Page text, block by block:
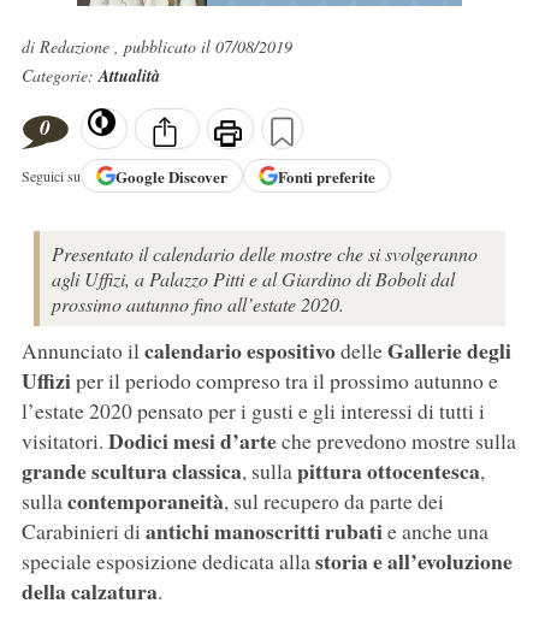
di Redazione , pubblicato il 07/08/2019
Categorie:Attualità
0
Seguici su GoogleDiscover Fonti preferite
Presentato il calendario delle mostre che si svolgeranno
agli Uffizi, a Palazzo Pitti e al Giardino di Boboli dal
prossimo autunno fino all’estate 2020.
Annunciato ilcalendario espositivodelleGallerie degli
Uffiziper il periodo compreso tra il prossimo autunno e
l’estate 2020 pensato per i gusti e gli interessi di tutti i
visitatori. Dodici mesi d’arteche prevedono mostre sulla
grande scultura classica, sullapittura ottocentesca,
sullacontemporaneità, sul recupero da parte dei
Carabinieri di antichi manoscritti rubatie anche una
speciale esposizione dedicata allastoria e all’evoluzione
della calzatura.